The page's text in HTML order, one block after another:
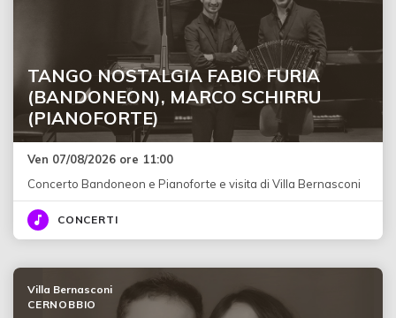
TANGO NOSTALGIA FABIO FURIA
(BANDONEON), MARCO SCHIRRU
(PIANOFORTE)
Ven 07/08/2026 ore 11:00
Concerto Bandoneon e Pianoforte e visita di Villa Bernasconi
CONCERTI
Villa Bernasconi
CERNOBBIO